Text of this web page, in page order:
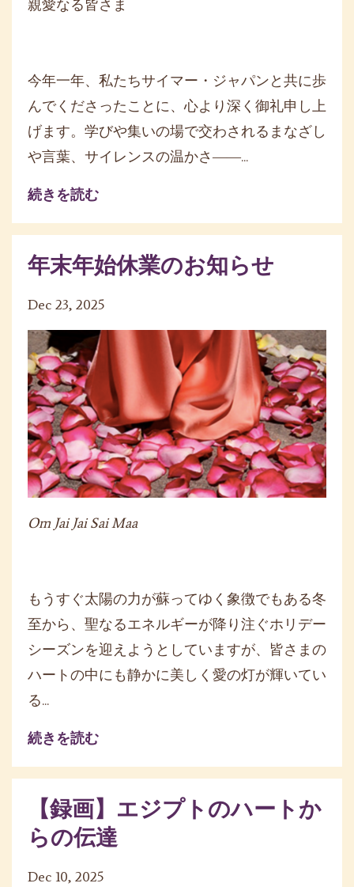
親愛なる皆さま
今年一年、私たちサイマー・ ジャパンと共に歩
んでくださったことに、心より深く御礼申し上
げます。 学びや集いの場で交わされるまなざし
や言葉、 サイレンスの温かさ――...
続きを読む
年末年始休業のお知らせ
Dec 23, 2025
Om Jai Jai Sai Maa
もうすぐ太陽の力が蘇ってゆく象徴でもある冬
至から、 聖なるエネルギーが降り注ぐホリデー
シーズンを迎えようとしていますが、 皆さまの
ハートの中にも静かに美しく愛の灯が輝いてい
る...
続きを読む
【録画】エジプトのハートか
らの伝達
Dec 10, 2025